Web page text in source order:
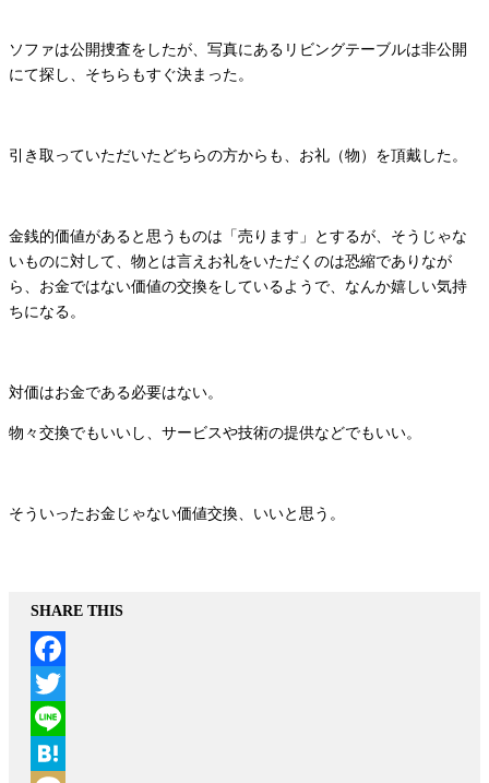
ソファは公開捜査をしたが、写真にあるリビングテーブルは非公開
にて探し、そちらもすぐ決まった。
引き取っていただいたどちらの方からも、お礼（物）を頂戴した。
金銭的価値があると思うものは「売ります」とするが、そうじゃな
いものに対して、物とは言えお礼をいただくのは恐縮でありなが
ら、お金ではない価値の交換をしているようで、なんか嬉しい気持
ちになる。
対価はお金である必要はない。
物々交換でもいいし、サービスや技術の提供などでもいい。
そういったお金じゃない価値交換、いいと思う。
SHARE THIS
Facebook
Twitter
Line